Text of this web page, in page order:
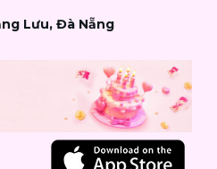
Lưu, Đà Nẵng